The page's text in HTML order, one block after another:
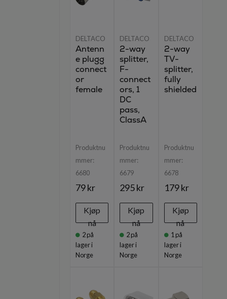
DELTACO
Antenn
e plugg
connect
or
female
Produktnu
mmer:
6680
79 kr
Kjøp
nå
2på
lager i
Norge
DELTACO
2-way
splitter,
F-
connect
ors, 1
DC
pass,
ClassA
Produktnu
mmer:
6679
295 kr
Kjøp
nå
2på
lager i
Norge
DELTACO
2-way
TV-
splitter,
fully
shielded
Produktnu
mmer:
6678
179 kr
Kjøp
nå
1 på
lager i
Norge